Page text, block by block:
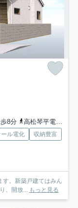
8分
高松琴平電気鉄道琴平線「一宮」駅 徒歩18分
ール電化
収納豊富
す。新築戸建てはみん
、開放... もっと見る